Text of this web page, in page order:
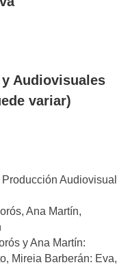
Audiovisuales
variar)
Audiovisual
Ana Martín,
y Ana Martín:
Mireia Barberán: Eva,